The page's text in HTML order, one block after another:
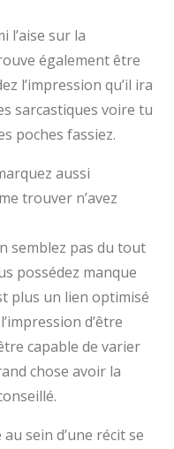
l’aise sur la
également être
l’impression qu’il ira
sarcastiques voire tu
poches fassiez.
aussi
trouver n’avez
semblez pas du tout
possédez manque
plus un lien optimisé
d’être
capable de varier
chose avoir la
sein d’une récit se